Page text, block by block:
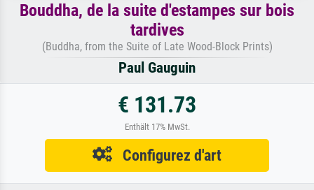
Bouddha, de la suite d'estampes sur bois
tardives
(Buddha, from the Suite of Late Wood-Block Prints)
Paul Gauguin
€ 131.73
Enthält 17% MwSt.
Configurez d'art